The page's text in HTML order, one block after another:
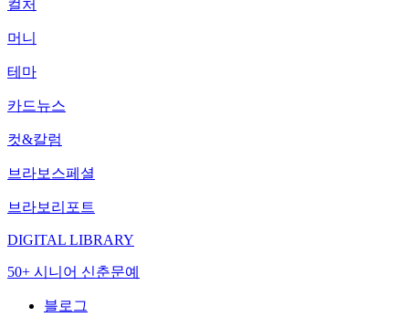
컬처
머니
테마
카드뉴스
컷&칼럼
브라보스페셜
브라보리포트
DIGITAL LIBRARY
50+ 시니어 신춘문예
블로그